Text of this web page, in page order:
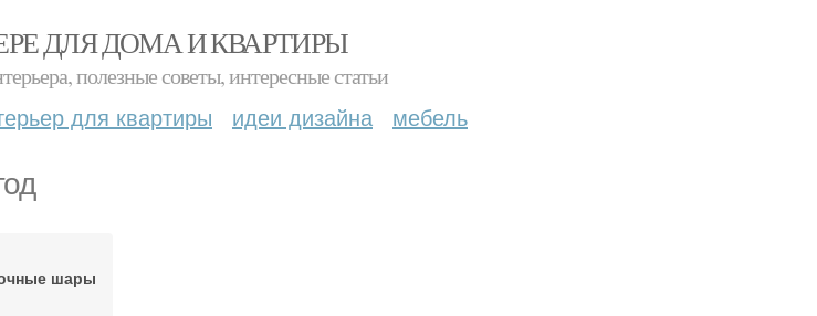
ДЛЯ ДОМА И КВАРТИРЫ
полезные советы, интересные статьи
для квартиры идеи дизайна мебель
шары